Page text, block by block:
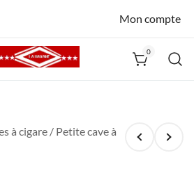
Mon compte
0
à cigare / Petite cave à